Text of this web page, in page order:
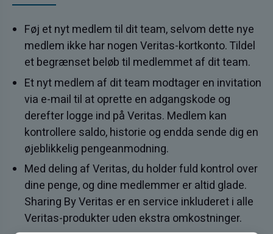
Føj et nyt medlem til dit team, selvom dette nye
medlem ikke har nogen Veritas-kortkonto. Tildel
et begrænset beløb til medlemmet af dit team.
Et nyt medlem af dit team modtager en invitation
via e-mail til at oprette en adgangskode og
derefter logge ind på Veritas. Medlem kan
kontrollere saldo, historie og endda sende dig en
øjeblikkelig pengeanmodning.
Med deling af Veritas, du holder fuld kontrol over
dine penge, og dine medlemmer er altid glade.
Sharing By Veritas er en service inkluderet i alle
Veritas-produkter uden ekstra omkostninger.